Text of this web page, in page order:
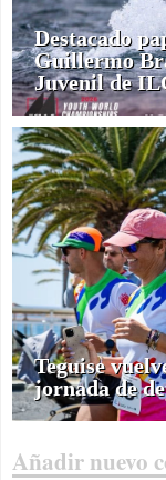
Destacado
Guillermo
Juvenil de
Teguise
jornada de
Añadir nuevo